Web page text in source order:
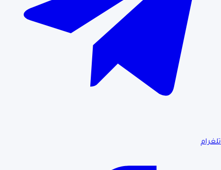
تلغرام